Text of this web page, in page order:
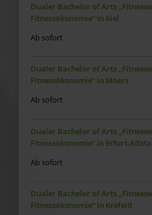
Dualer Bachelor of Arts
Fitnessökonomie“ in Kiel
Ab sofort
Dualer Bachelor of Arts
Fitnessökonomie“ in Moers
Ab sofort
Dualer Bachelor of Arts
Fitnessökonomie“ in Erfurt-
Ab sofort
Dualer Bachelor of Arts
Fitnessökonomie“ in Krefeld